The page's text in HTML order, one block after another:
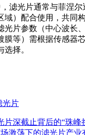
滤光片通常与菲涅尔
域）配合使用，共同
光片参数（中心波长
膜等）需根据传感器
择。
光片
片深截止背后的“珠峰
激荡下的滤光片产业